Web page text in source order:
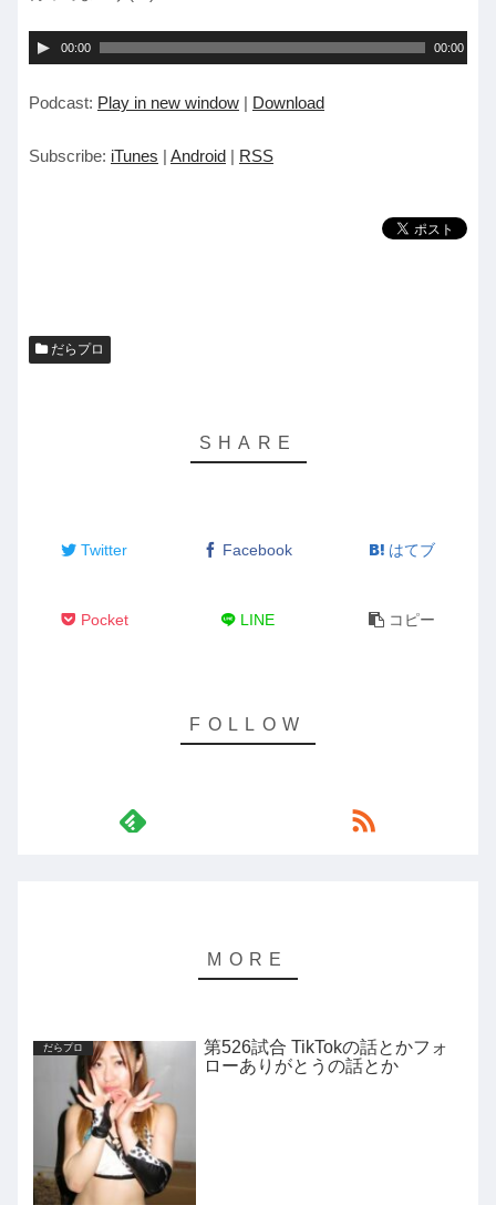
音
プ
ー
00:00 00:00
Podcast: Play in new window | Download
Subscribe: iTunes | Android | RSS
だらプロ
Twitter Facebook はてブ
Pocket LINE コピー
だらプロ
第526試合 TikTokの話とかフォ
ローありがとうの話とか